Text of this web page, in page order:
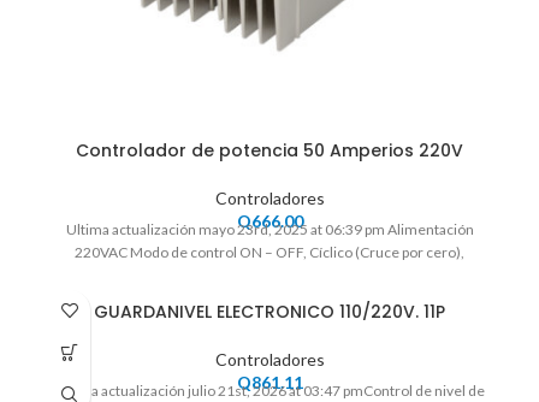
Controlador de potencia 50 Amperios 220V
Controladores
Q666.00
Ultima actualización mayo 23rd, 2025 at 06:39 pm Alimentación
220VAC Modo de control ON – OFF, Cíclico (Cruce por cero),
GUARDANIVEL ELECTRONICO 110/220V. 11P
Controladores
Q861.11
Ultima actualización julio 21st, 2026 at 03:47 pmControl de nivel de